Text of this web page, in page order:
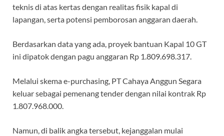
teknis di atas kertas dengan realitas fisik kapal di
lapangan, serta potensi pemborosan anggaran daerah.
Berdasarkan data yang ada, proyek bantuan Kapal 10 GT
ini dipatok dengan pagu anggaran Rp 1.809.698.317.
Melalui skema e-purchasing, PT Cahaya Anggun Segara
keluar sebagai pemenang tender dengan nilai kontrak Rp
1.807.968.000.
Namun, di balik angka tersebut, kejanggalan mulai